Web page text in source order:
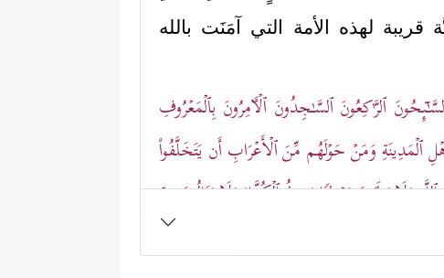
لهذه الأمة التي آمَنَت بالله
ٱلرَّ ٰ⁠كِعُونَ ٱلسَّـٰجِدُونَ ٱلۡـَٔامِرُونَ بِٱلۡمَعۡرُوفِ
ٱلۡمَدِینَةِ وَمَنۡ حَوۡلَهُم مِّنَ ٱلۡأَعۡرَابِ أَن یَتَخَلَّفُواْ
یَطَـُٔونَ مَوۡطِئࣰا یَغِیظُ ٱلۡكُفَّارَ وَلَا یَنَالُونَ مِنۡ